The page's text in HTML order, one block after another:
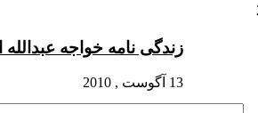
زندگی نامه خواجه عبدالله
13 آگوست , 2010